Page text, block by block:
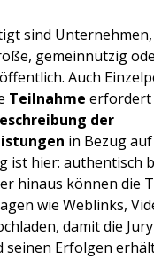
sind Unternehmen,
gemeinnützig
Auch
Teilnahme erfordert
der
in Bezug
ist hier: authentisch
hinaus können die
wie Weblinks,
damit die
Erfolgen